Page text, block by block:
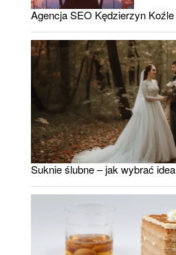
Agencja SEO Kędzierzyn Koźle
Suknie ślubne – jak wybrać